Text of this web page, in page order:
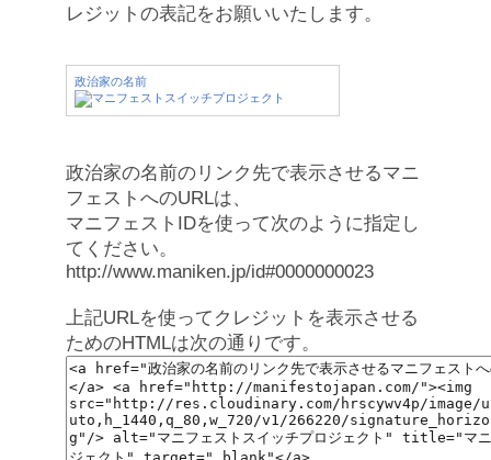
レジットの表記をお願いいたします。
政治家の名前
政治家の名前のリンク先で表示させるマニ
フェストへのURLは、
マニフェストIDを使って次のように指定し
てください。
http://www.maniken.jp/id#0000000023
上記URLを使ってクレジットを表示させる
ためのHTMLは次の通りです。